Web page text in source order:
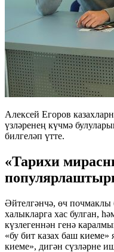
Алексей Егоров
үзләренең күчмә
билгеләп үтте.
«Тарихи
Әйтелгәнчә, өч
халыкларга хас булган,
күзлегеннән генә
«бу бит казах баш
киеме», дигән сүзләрне